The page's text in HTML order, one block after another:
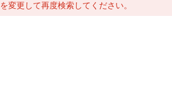
変更して再度検索してください。